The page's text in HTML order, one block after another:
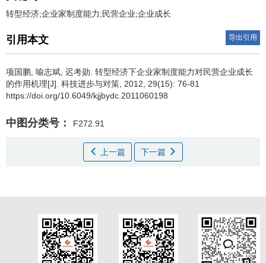
转型经济;企业家制度能力;民营企业;企业成长
引用本文 导出引用
项国鹏 喻志斌 迟考勋 转型经济下企业家制度能力对民营企业成长
的作用机理[J]. 科技进步与对策, 2012, 29(15): 76-81
https://doi.org/10.6049/kjjbydc.2011060198
中图分类号： F272.91
上一篇 下一篇